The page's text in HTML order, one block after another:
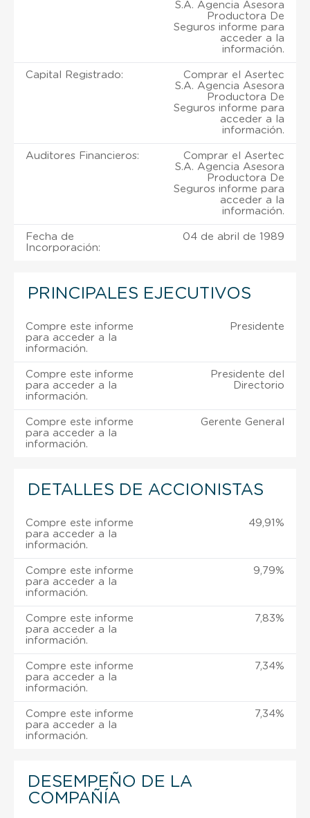
S.A. Agencia Asesora
Productora De
Seguros informe para
acceder a la
información.
Capital Registrado:
Comprar el Asertec
S.A. Agencia Asesora
Productora De
Seguros informe para
acceder a la
información.
Auditores Financieros:
Comprar el Asertec
S.A. Agencia Asesora
Productora De
Seguros informe para
acceder a la
información.
Fecha de
Incorporación:
04 de abril de 1989
PRINCIPALES EJECUTIVOS
Compre este informe
para acceder a la
información.
Presidente
Compre este informe
para acceder a la
información.
Presidente del
Directorio
Compre este informe
para acceder a la
información.
Gerente General
DETALLES DE ACCIONISTAS
Compre este informe
para acceder a la
información.
49,91%
Compre este informe
para acceder a la
información.
9,79%
Compre este informe
para acceder a la
información.
7,83%
Compre este informe
para acceder a la
información.
7,34%
Compre este informe
para acceder a la
información.
7,34%
DESEMPEÑO DE LA
COMPAÑÍA